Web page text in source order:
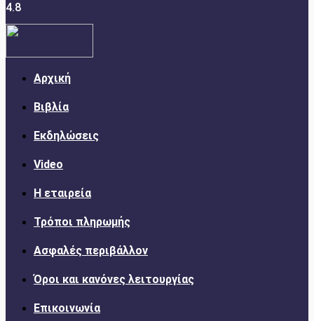
4.8
Αρχική
Βιβλία
Εκδηλώσεις
Video
Η εταιρεία
Τρόποι πληρωμής
Ασφαλές περιβάλλον
Όροι και κανόνες λειτουργίας
Επικοινωνία